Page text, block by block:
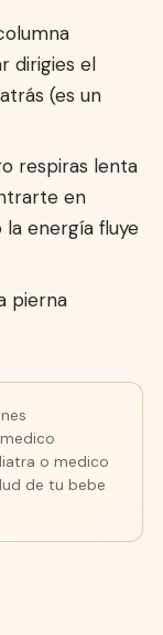
dirigies el
(es un
respiras lenta
en
energía fluye
pierna
o medico
de tu bebe